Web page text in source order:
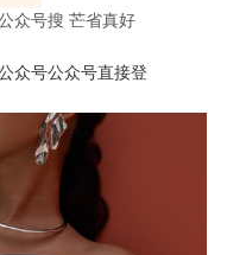
众号搜 芒省真好
众号公众号直接登